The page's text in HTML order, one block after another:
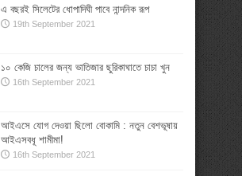
এ বছরই সিলেটের ধোপাদিঘী পাবে নান্দনিক রূপ
19th September 2021
১০ কেজি চালের জন্য ভাতিজার ছুরিকাঘাতে চাচা খুন
16th September 2021
আইএসে যোগ দেওয়া ছিলো বোকামি : নতুন বেশভূষায়
আইএসবধূ শামীমা!
16th September 2021